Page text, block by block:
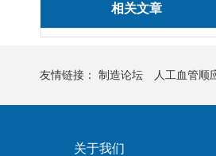
相关文章
友情链接： 制造论坛 人工血管顺
关于我们